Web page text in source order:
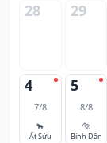
28 29
4
7/8
🐂
Ất Sửu
5
8/8
🐅
Bính Dần